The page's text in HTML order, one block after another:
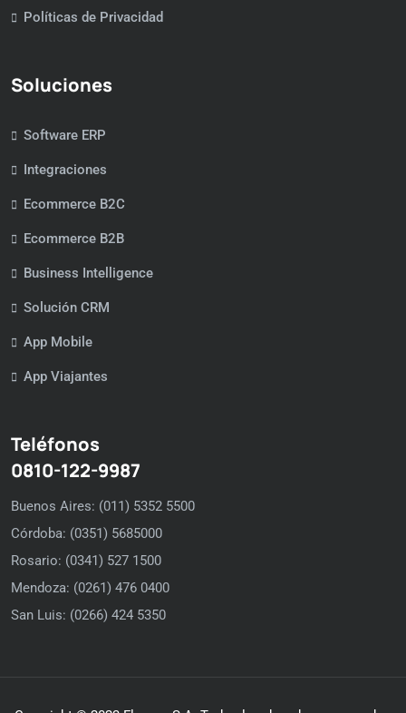
Políticas de Privacidad
Soluciones
Software ERP
Integraciones
Ecommerce B2C
Ecommerce B2B
Business Intelligence
Solución CRM
App Mobile
App Viajantes
Teléfonos
0810-122-9987
Buenos Aires: (011) 5352 5500
Córdoba: (0351) 5685000
Rosario: (0341) 527 1500
Mendoza: (0261) 476 0400
San Luis: (0266) 424 5350